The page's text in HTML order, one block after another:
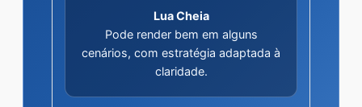
Lua Cheia
Pode render bem em alguns
cenários, com estratégia adaptada à
claridade.